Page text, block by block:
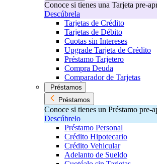
Conoce si tienes una Tarjeta pre-
Descúbrela
Tarjetas de Crédito
Tarjetas de Débito
Cuotas sin Intereses
Upgrade Tarjeta de Crédito
Préstamo Tarjetero
Compra Deuda
Comparador de Tarjetas
Préstamos
Préstamos
Conoce si tienes un Préstamo pre-
Descúbrelo
Préstamo Personal
Crédito Hipotecario
Crédito Vehicular
Adelanto de Sueldo